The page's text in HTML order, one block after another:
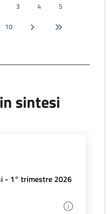
3 4
5
10
sintesi
- 1° trimestre 2026